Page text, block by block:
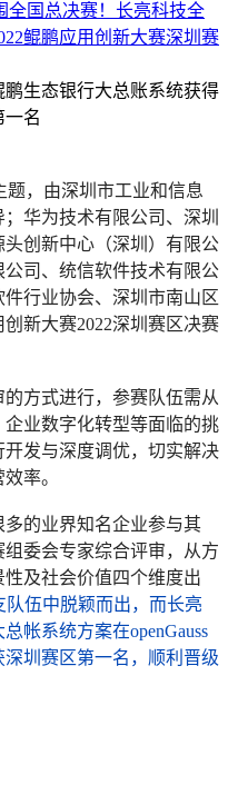
全国总决赛！长亮科技全
鲲鹏应用创新大赛深圳赛
生态银行大总账系统获得
一名
题，由深圳市工业和信息
华为技术有限公司、深圳
创新中心（深圳）有限公
司、统信软件技术有限公
行业协会、深圳市南山区
新大赛2022深圳赛区决赛
方式进行，参赛队伍需从
业数字化转型等面临的挑
发与深度调优，切实解决
率。
的业界知名企业参与其
委会专家综合评审，从方
及社会价值四个维度出
队伍中脱颖而出，而长亮
帐系统方案在openGauss
圳赛区第一名，顺利晋级